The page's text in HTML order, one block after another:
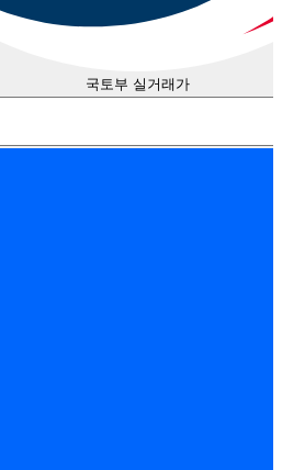
국토부 실거래가